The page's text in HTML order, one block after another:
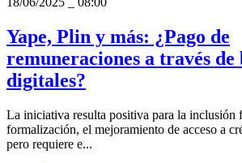
Yape, Plin y más: ¿Pago de
remuneraciones a través
digitales?
La iniciativa resulta positiva para la inclusión
formalización, el mejoramiento de acceso a
pero requiere e...